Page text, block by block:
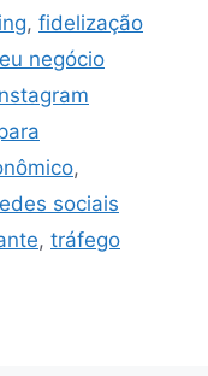
, fidelização
negócio
,
sociais
, tráfego